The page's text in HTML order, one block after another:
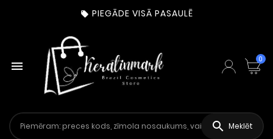
 PIEGĀDE VISĀ PASAULĒ
 0
 Meklēt